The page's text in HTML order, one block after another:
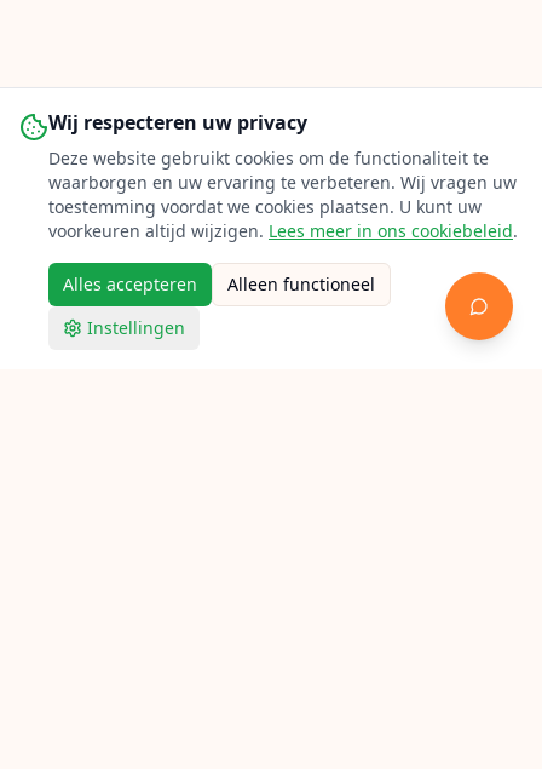
Wij respecteren uw privacy
Deze website gebruikt cookies om de functionaliteit te
waarborgen en uw ervaring te verbeteren. Wij vragen uw
toestemming voordat we cookies plaatsen. U kunt uw
voorkeuren altijd wijzigen. Lees meer in ons cookiebeleid.
Alles accepteren
Alleen functioneel
Instellingen